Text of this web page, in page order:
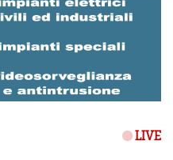
LIVE